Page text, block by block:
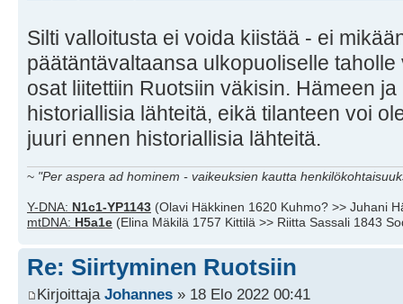
Silti valloitusta ei voida kiistää - ei
päätäntävaltaansa ulkopuoliselle
osat liitettiin Ruotsiin väkisin. Hämeen
historiallisia lähteitä, eikä tilanteen voi
juuri ennen historiallisia lähteitä.
~ "Per aspera ad hominem - vaikeuksien kautta
Y-DNA: N1c1-YP1143 (Olavi Häkkinen 1620 Kuhmo? >> Juhani
mtDNA: H5a1e (Elina Mäkilä 1757 Kittilä >> Riitta Sassali 1843
Re: Siirtyminen Ruotsiin
Kirjoittaja Johannes » 18 Elo 2022 00:41